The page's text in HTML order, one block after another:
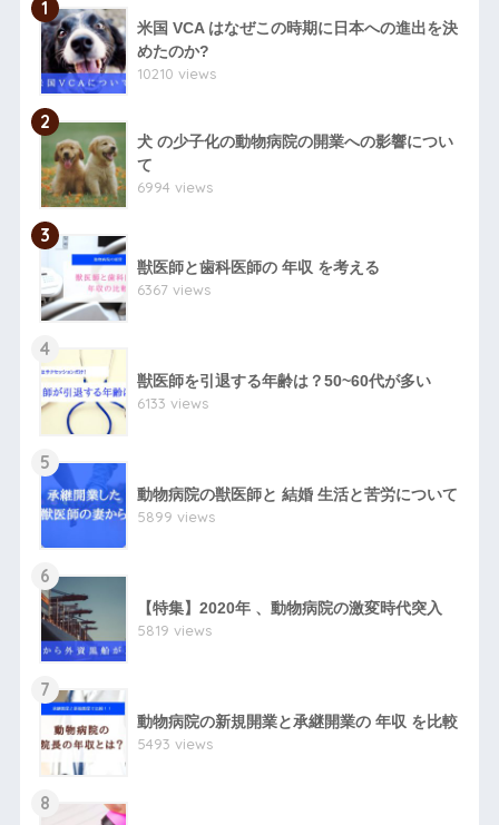
1
米国 VCA はなぜこの時期に日本への進出を決
めたのか?
10210 views
2
犬 の少子化の動物病院の開業への影響につい
て
6994 views
3
獣医師と歯科医師の 年収 を考える
6367 views
4
獣医師を引退する年齢は？50~60代が多い
6133 views
5
動物病院の獣医師と 結婚 生活と苦労について
5899 views
6
【特集】2020年 、動物病院の激変時代突入
5819 views
7
動物病院の新規開業と承継開業の 年収 を比較
5493 views
8